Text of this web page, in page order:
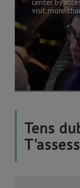
center by
visit more
Tens